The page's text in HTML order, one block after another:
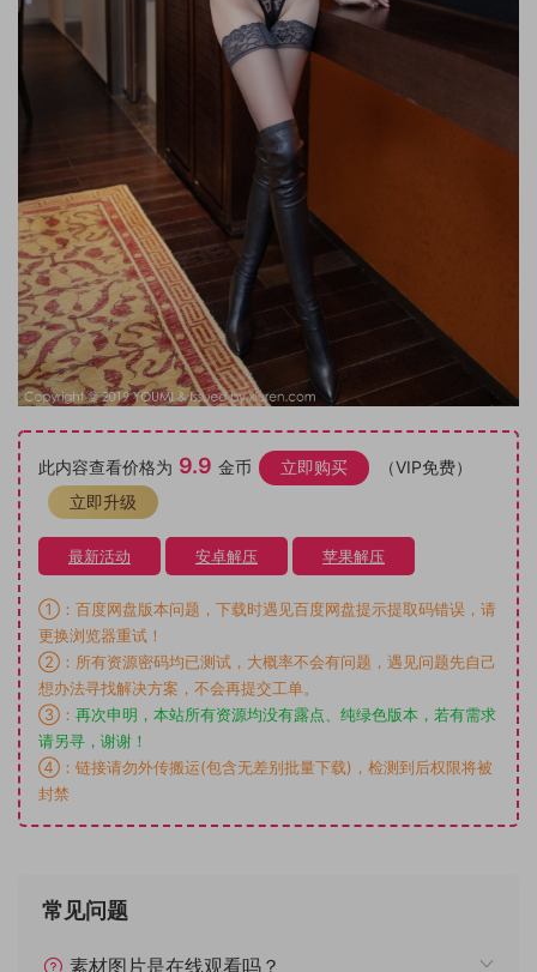
此内容查看价格为 9.9 金币 立即购买
（VIP免费）
立即升级
最新活动 安卓解压 苹果解压
①：百度网盘版本问题，下载时遇见百度网盘提示提取码错误，请
更换浏览器重试！
②：所有资源密码均已测试，大概率不会有问题，遇见问题先自己
想办法寻找解决方案，不会再提交工单。
③： 再次申明，本站所有资源均没有露点、纯绿色版本，若有需求
请另寻，谢谢！
④：链接请勿外传搬运(包含无差别批量下载)，检测到后权限将被
封禁
常见问题
素材图片是在线观看吗？